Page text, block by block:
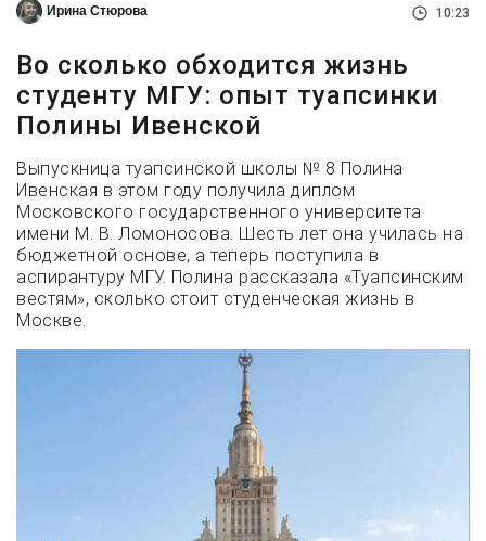
Ирина Стюрова 10:23
Во сколько обходится жизнь
студенту МГУ: опыт туапсинки
Полины Ивенской
Выпускница туапсинской школы № 8 Полина
Ивенская в этом году получила диплом
Московского государственного университета
имени М. В. Ломоносова. Шесть лет она училась на
бюджетной основе, а теперь поступила в
аспирантуру МГУ. Полина рассказала «Туапсинским
вестям», сколько стоит студенческая жизнь в
Москве.